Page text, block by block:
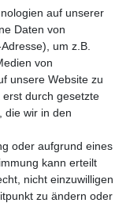
auf unserer
Daten von
um z.B.
von
unsere Website zu
durch gesetzte
die wir in den
oder aufgrund eines
kann erteilt
nicht einzuwilligen
zu ändern oder